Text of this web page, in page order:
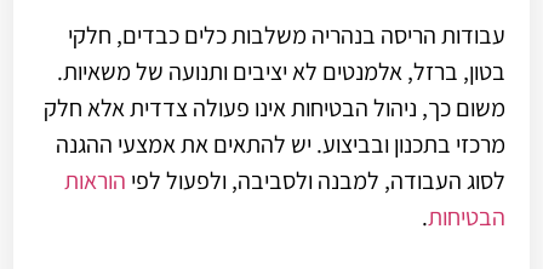
עבודות הריסה בנהריה משלבות כלים כבדים, חלקי
בטון, ברזל, אלמנטים לא יציבים ותנועה של משאיות.
משום כך, ניהול הבטיחות אינו פעולה צדדית אלא חלק
מרכזי בתכנון ובביצוע. יש להתאים את אמצעי ההגנה
לסוג העבודה, למבנה ולסביבה, ולפעול לפי הוראות
הבטיחות.